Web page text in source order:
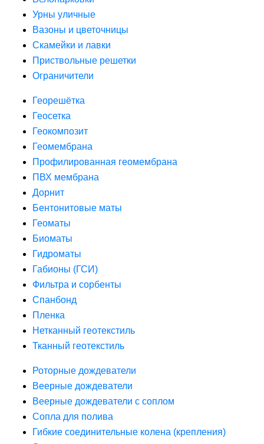
Урны уличные
Вазоны и цветочницы
Скамейки и лавки
Приствольные решетки
Ограничители
Георешётка
Геосетка
Геокомпозит
Геомембрана
Профилированная геомембрана
ПВХ мембрана
Дорнит
Бентонитовые маты
Геоматы
Биоматы
Гидроматы
Габионы (ГСИ)
Фильтра и сорбенты
Спанбонд
Пленка
Нетканный геотекстиль
Тканный геотекстиль
Роторные дождеватели
Веерные дождеватели
Веерные дождеватели с соплом
Сопла для полива
Гибкие соединительные колена (крепления)